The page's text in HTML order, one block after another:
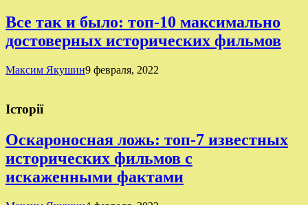
Все так и было: топ-10 максимально
достоверных исторических фильмов
Максим Якушин9 февраля, 2022
Історії
Оскароносная ложь: топ-7 известных
исторических фильмов с
искаженными фактами